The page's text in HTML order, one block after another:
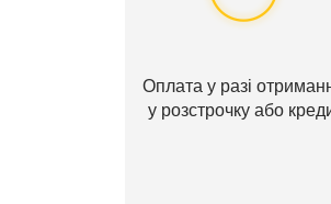
Оплата у разі
у розстрочку або